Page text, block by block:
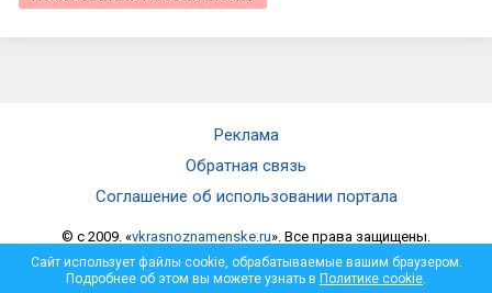
Реклама
Обратная связь
Соглашение об использовании портала
© c 2009. «vkrasnoznamenske.ru». Все права защищены.
Мнение администрации не всегда совпадает с мнением автора.
Администрация не несет ответственности за достоверность
Сайт использует файлы cookie, обрабатываемые вашим браузером.
Подробнее об этом вы можете узнать в Политике cookie.